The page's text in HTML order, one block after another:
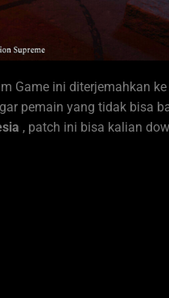
Game ini diterjemahkan
pemain yang tidak bisa
, patch ini bisa kalian